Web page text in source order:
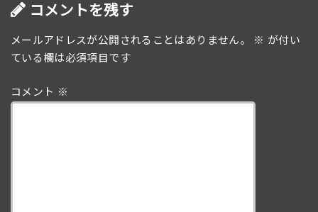
コメントを残す
メールアドレスが公開されることはありません。 ※ が付い
ている欄は必須項目です
コメント ※